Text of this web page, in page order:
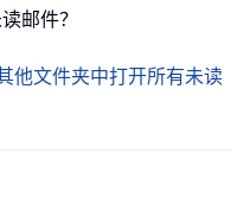
邮件？
他文件夹中打开所有未读